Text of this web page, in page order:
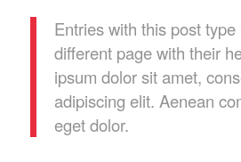
Entries with this post type
different page with their
ipsum dolor sit amet,
adipiscing elit. Aenean
eget dolor.